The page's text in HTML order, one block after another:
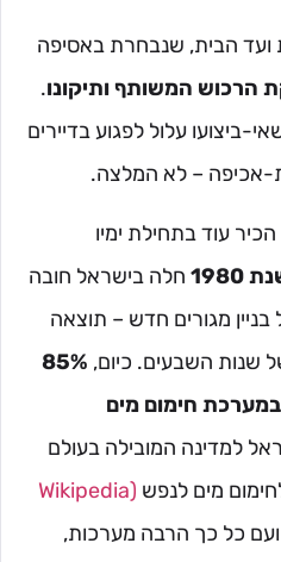
ועד הבית, שנבחרת באסיפה
הרכוש המשותף ותיקונו.
ביצועו עלול לפגוע בדיירים
אכיפה – לא המלצה.
עוד בתחילת ימיו
1980
חלה בישראל חובה
מגורים חדש – תוצאה
שנות השבעים. כיום, 85%
חימום מים
למדינה המובילה בעולם
מים לנפש (Wikipedia
כל כך הרבה מערכות,